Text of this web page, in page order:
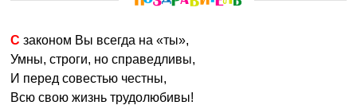
С законом Вы всегда на «ты»,
Умны, строги, но справедливы,
И перед совестью честны,
Всю свою жизнь трудолюбивы!